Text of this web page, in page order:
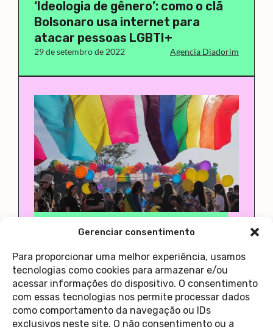
Gerenciar consentimento
Para proporcionar uma melhor experiência, usamos
tecnologias como cookies para armazenar e/ou
acessar informações do dispositivo. O consentimento
com essas tecnologias nos permite processar dados
como comportamento da navegação ou IDs
exclusivos neste site. O não consentimento ou a
‘Ideologia de gênero’: como o clã
Bolsonaro usa internet para
atacar pessoas LGBTI+
29 de setembro de 2022 Agencia Diadorim
9,3% dos brasileiros acima de 16
anos são LGBTI+, diz pesquisa
28 de setembro de 2022 Agencia Diadorim
< 1 … 3 4 5 6 >